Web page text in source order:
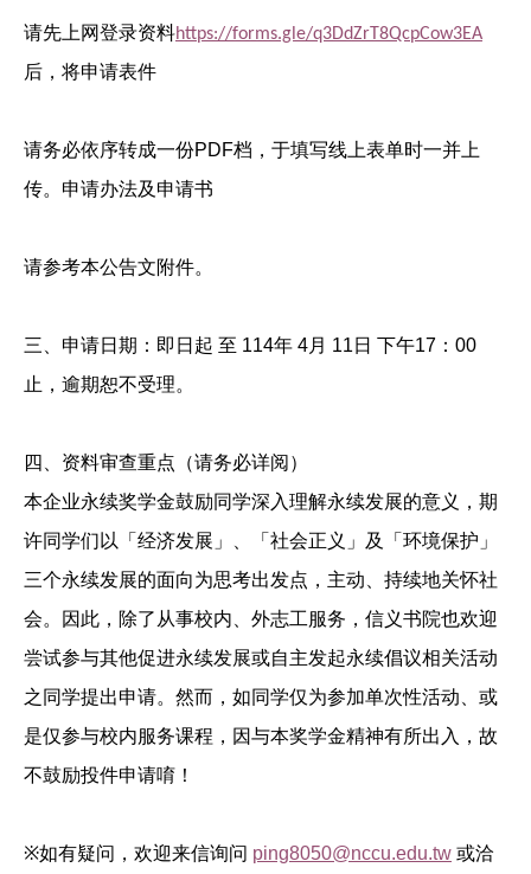
请先上网登录资料https://forms.gle/q3DdZrT8QcpCow3EA
后，将申请表件
请务必依序转成一份PDF档，于填写线上表单时一并上
传。申请办法及申请书
请参考本公告文附件。
三、申请日期：即日起 至 114年 4月 11日 下午17：00
止，逾期恕不受理。
四、资料审查重点（请务必详阅）
本企业永续奖学金鼓励同学深入理解永续发展的意义，期
许同学们以「经济发展」、「社会正义」及「环境保护」
三个永续发展的面向为思考出发点，主动、持续地关怀社
会。因此，除了从事校内、外志工服务，信义书院也欢迎
尝试参与其他促进永续发展或自主发起永续倡议相关活动
之同学提出申请。然而，如同学仅为参加单次性活动、或
是仅参与校内服务课程，因与本奖学金精神有所出入，故
不鼓励投件申请唷！
※如有疑问，欢迎来信询问 ping8050@nccu.edu.tw 或洽